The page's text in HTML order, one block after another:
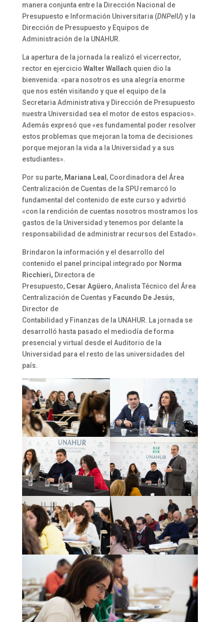
manera conjunta entre la Dirección Nacional de
Presupuesto e Información Universitaria (DNPeIU) y la
Dirección de Presupuesto y Equipos de
Administración de la UNAHUR.
La apertura de la jornada la realizó el vicerrector,
rector en ejercicio Walter Wallach quien dio la
bienvenida: «para nosotros es una alegría enorme
que nos estén visitando y que el equipo de la
Secretaria Administrativa y Dirección de Presupuesto
nuestra Universidad sea el motor de estos espacios».
Además expresó que «es fundamental poder resolver
estos problemas que mejoran la toma de decisiones
porque mejoran la vida a la Universidad y a sus
estudiantes».
Por su parte, Mariana Leal , Coordinadora del Área
Centralización de Cuentas de la SPU remarcó lo
fundamental del contenido de este curso y advirtió
«con la rendición de cuentas nosotros mostramos los
gastos de la Universidad y tenemos por delante la
responsabilidad de administrar recursos del Estado».
Brindaron la información y el desarrollo del
contenido el panel principal integrado por Norma
Ricchieri, Directora de
Presupuesto, Cesar Agüero, Analista Técnico del Área
Centralización de Cuentas yFacundo De Jesús,
Director de
Contabilidad y Finanzas de la UNAHUR. La jornada se
desarrolló hasta pasado el mediodía de forma
presencial y virtual desde el Auditorio de la
Universidad para el resto de las universidades del
país.